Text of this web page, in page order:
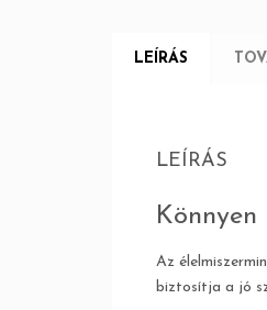
LEÍRÁS
LEÍRÁS
Az
biztosítja a jó